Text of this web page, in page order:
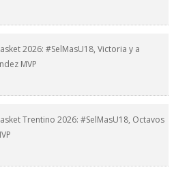
2026: #SelMasU18, Victoria y a
MVP
Trentino 2026: #SelMasU18, Octavos